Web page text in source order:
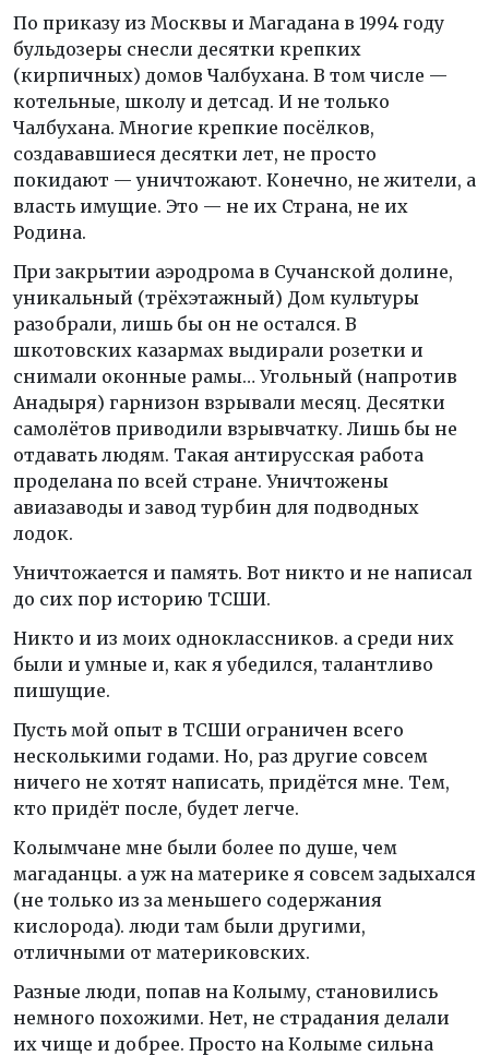
По приказу из Москвы и Магадана в 1994 году
бульдозеры снесли десятки крепких
(кирпичных) домов Чалбухана. В том числе —
котельные, школу и детсад. И не только
Чалбухана. Многие крепкие посёлков,
создававшиеся десятки лет, не просто
покидают — уничтожают. Конечно, не жители, а
власть имущие. Это — не их Страна, не их
Родина.
При закрытии аэродрома в Сучанской долине,
уникальный (трёхэтажный) Дом культуры
разобрали, лишь бы он не остался. В
шкотовских казармах выдирали розетки и
снимали оконные рамы… Угольный (напротив
Анадыря) гарнизон взрывали месяц. Десятки
самолётов приводили взрывчатку. Лишь бы не
отдавать людям. Такая антирусская работа
проделана по всей стране. Уничтожены
авиазаводы и завод турбин для подводных
лодок.
Уничтожается и память. Вот никто и не написал
до сих пор историю ТСШИ.
Никто и из моих одноклассников. а среди них
были и умные и, как я убедился, талантливо
пишущие.
Пусть мой опыт в ТСШИ ограничен всего
несколькими годами. Но, раз другие совсем
ничего не хотят написать, придётся мне. Тем,
кто придёт после, будет легче.
Колымчане мне были более по душе, чем
магаданцы. а уж на материке я совсем задыхался
(не только из за меньшего содержания
кислорода). люди там были другими,
отличными от материковских.
Разные люди, попав на Колыму, становились
немного похожими. Нет, не страдания делали
их чище и добрее. Просто на Колыме сильна